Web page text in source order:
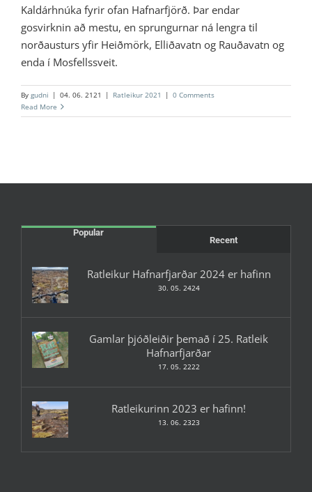
Kaldárhnúka fyrir ofan Hafnarfjörð. Þar endar
gosvirknin að mestu, en sprungurnar ná lengra til
norðausturs yfir Heiðmörk, Elliðavatn og Rauðavatn og
enda í Mosfellssveit.
By gudni | 04. 06. 2121 | Ratleikur 2021 | 0 Comments
Read More
Popular
Recent
Ratleikur Hafnarfjarðar 2024 er hafinn
30. 05. 2424
Gamlar þjóðleiðir þemað í 25. Ratleik
Hafnarfjarðar
17. 05. 2222
Ratleikurinn 2023 er hafinn!
13. 06. 2323